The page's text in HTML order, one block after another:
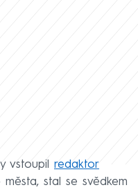
vstoupil redaktor
města, stal se svědkem